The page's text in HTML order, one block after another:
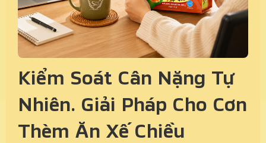
Kiểm Soát Cân Nặng Tự
Nhiên: Giải Pháp Cho Cơn
Thèm Ăn Xế Chiều